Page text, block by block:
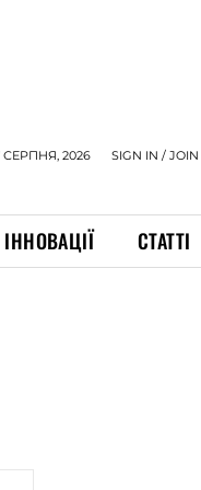
СЕРПНЯ, 2026 SIGN IN / JOIN
ІННОВАЦІЇ СТАТТІ